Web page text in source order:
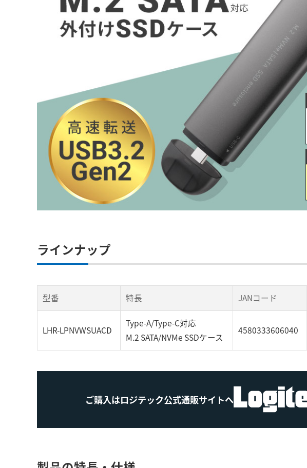
ラインナップ
型番 特長 JANコード
LHR-LPNVWSUACD
Type-A/Type-C対応
M.2 SATA/NVMe SSDケース
4580333606040
ご購入はロジテック公式通販サイトへ